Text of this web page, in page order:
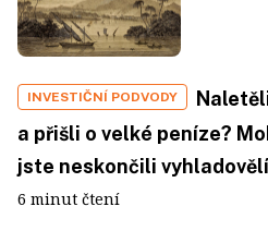
INVESTIČNÍ PODVODY
a přišli o velké peníze?
jste neskončili
6 minut čtení